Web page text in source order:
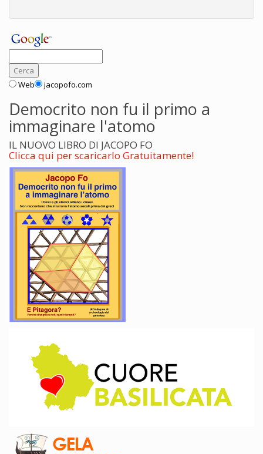
Web jacopofo.com
Democrito non fu il primo a
immaginare l'atomo
IL NUOVO LIBRO DI JACOPO FO
Clicca qui per scaricarlo Gratuitamente!